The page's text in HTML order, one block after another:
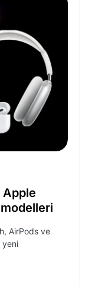
Apple
AirPods ve
yeni